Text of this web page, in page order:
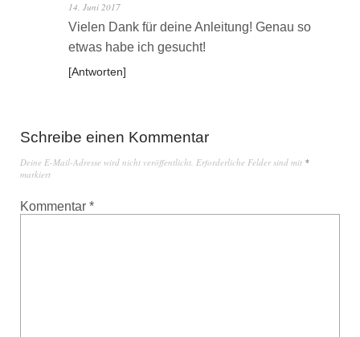
14. Juni 2017
Vielen Dank für deine Anleitung! Genau so
etwas habe ich gesucht!
Antworten
Schreibe einen Kommentar
Deine E-Mail-Adresse wird nicht veröffentlicht. Erforderliche Felder sind mit *
markiert
Kommentar *